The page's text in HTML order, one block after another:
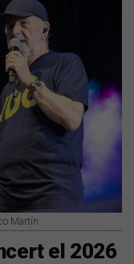
Martín
el 2026